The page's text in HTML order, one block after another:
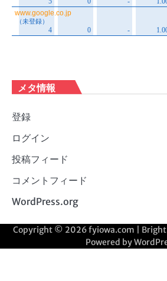
メタ情報
登録
ログイン
投稿フィード
コメントフィード
WordPress.org
Copyright © 2026fyiowa.com |
Powered by